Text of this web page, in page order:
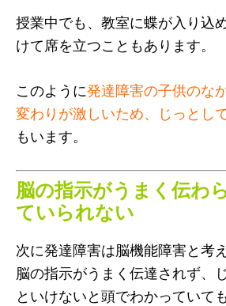
授業中でも、教室に蝶が入り込
けて席を立つこともあります。
このように発達障害の子供のな
変わりが激しいため、じっとし
もいます。
脳の指示がうまく伝わ
ていられない
次に発達障害は脳機能障害と考
脳の指示がうまく伝達されず、
といけないと頭でわかっていて